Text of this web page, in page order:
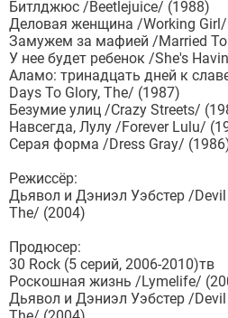
Битлджюс /Beetlejuice/ (1988)
Деловая женщина /Working
Замужем за мафией /Married
У нее будет ребенок /She's
Аламо: тринадцать дней к
Days To Glory, The/ (1987)
Безумие улиц /Crazy Streets/
Навсегда, Лулу /Forever Lulu/
Серая форма /Dress Gray/
Режиссёр:
Дьявол и Дэниэл Уэбстер /Devil
The/ (2004)
Продюсер:
30 Rock (5 серий, 2006-2010)тв
Роскошная жизнь /Lymelife/
Дьявол и Дэниэл Уэбстер /Devil